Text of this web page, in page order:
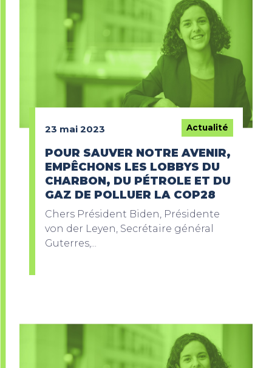
23 mai 2023 Actualité
POUR SAUVER NOTRE AVENIR,
EMPÊCHONS LES LOBBYS DU
CHARBON, DU PÉTROLE ET DU
GAZ DE POLLUER LA COP28
Chers Président Biden, Présidente
von der Leyen, Secrétaire général
Guterres,...